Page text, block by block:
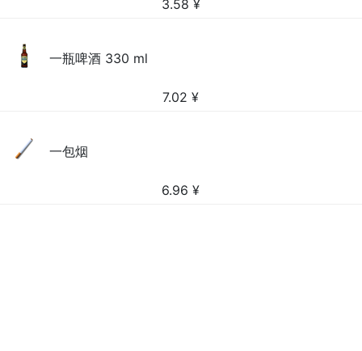
3.58 ¥
一瓶啤酒 330 ml
7.02 ¥
一包烟
6.96 ¥